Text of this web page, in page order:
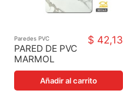
Paredes PVC
PARED DE PVC
MARMOL
LAMINADO
122X244X3MM
$ 42,13
Añadir al carrito